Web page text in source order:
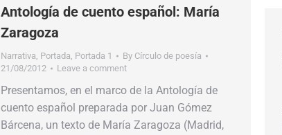
Antología de cuento español: María
Zaragoza
Narrativa, Portada, Portada 1 By Círculo de poesía
21/08/2012
Leave a comment
Presentamos, en el marco de la Antología de
cuento español preparada por Juan Gómez
Bárcena, un texto de María Zaragoza (Madrid,